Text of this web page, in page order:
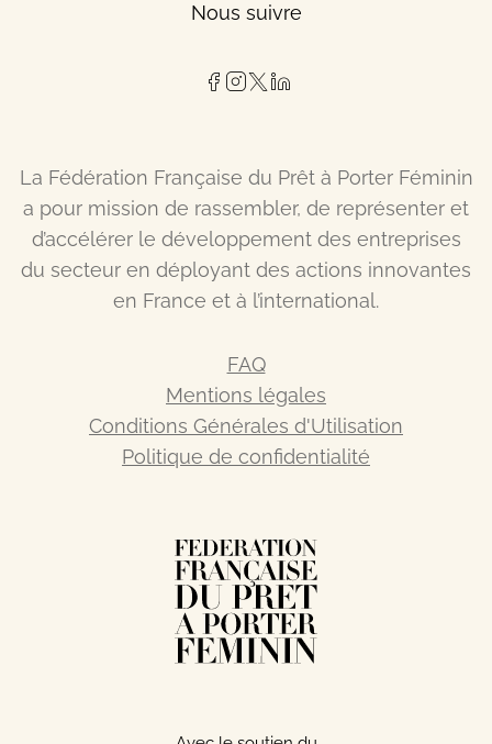
Nous suivre
La Fédération Française du Prêt à Porter Féminin
a pour mission de rassembler, de représenter et
d’accélérer le développement des entreprises
du secteur en déployant des actions innovantes
en France et à l’international.
FAQ
Mentions légales
Conditions Générales d'Utilisation
Politique de confidentialité